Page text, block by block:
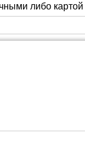
либо картой